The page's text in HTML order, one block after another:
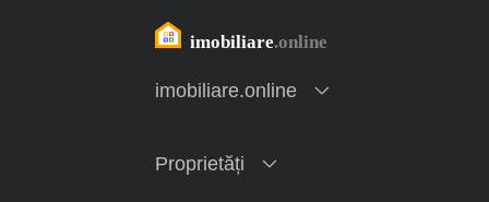
imobiliare.online
Proprietăți